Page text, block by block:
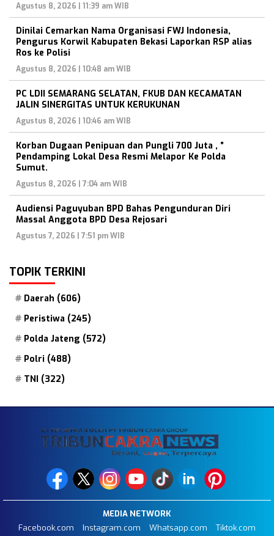
Agustus 8, 2026 | 11:39 am WIB
Dinilai Cemarkan Nama Organisasi FWJ Indonesia,
Pengurus Korwil Kabupaten Bekasi Laporkan RSP alias
Ros ke Polisi
Agustus 8, 2026 | 10:48 am WIB
PC LDII SEMARANG SELATAN, FKUB DAN KECAMATAN
JALIN SINERGITAS UNTUK KERUKUNAN
Agustus 8, 2026 | 10:46 am WIB
Korban Dugaan Penipuan dan Pungli 700 Juta , ”
Pendamping Lokal Desa Resmi Melapor Ke Polda
Sumut.
Agustus 8, 2026 | 7:04 am WIB
Audiensi Paguyuban BPD Bahas Pengunduran Diri
Massal Anggota BPD Desa Rejosari
Agustus 7, 2026 | 7:51 pm WIB
TOPIK TERKINI
Daerah (606)
Peristiwa (245)
Polda Jateng (572)
Polri (488)
TNI (322)
MEDIA NETWORK
Facebook.com
Instagram.com Whatsapp.com Tiktok.com